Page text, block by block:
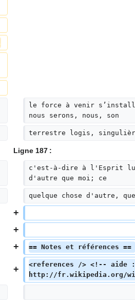
le force à venir
nous serons, nous, son
terrestre logis,
Ligne 187 :
c'est-à-dire à l'Esprit lui-
d'autre que moi; ce
quelque chose d'autre,
== Notes et références ==
<references /> <!-- aide :
http://fr.wikipedia.org/